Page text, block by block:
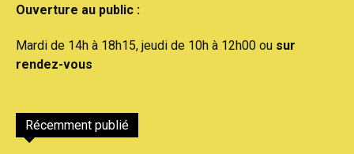
Ouverture au public :
Mardi de 14h à 18h15, jeudi de 10h à 12h00 ou sur
rendez-vous
Récemment publié